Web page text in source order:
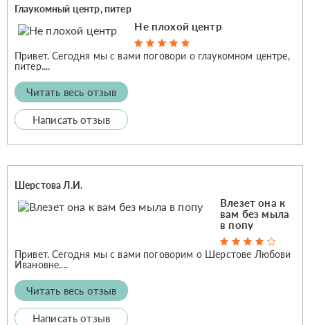
Глаукомный центр, питер
Не плохой центр
Привет. Сегодня мы с вами поговори о глаукомном центре,
питер....
Читать весь отзыв
Написать отзыв
Шерстова Л.И.
Влезет она к
вам без мыла
в попу
Привет. Сегодня мы с вами поговорим о Шерстове Любови
Ивановне....
Читать весь отзыв
Написать отзыв